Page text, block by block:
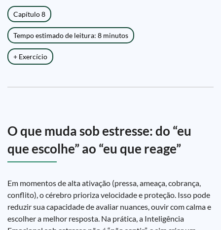
Capítulo 8
Tempo estimado de leitura: 8 minutos
+ Exercício
O que muda sob estresse: do “eu
que escolhe” ao “eu que reage”
Em momentos de alta ativação (pressa, ameaça, cobrança,
conflito), o cérebro prioriza velocidade e proteção. Isso pode
reduzir sua capacidade de avaliar nuances, ouvir com calma e
escolher a melhor resposta. Na prática, a Inteligência